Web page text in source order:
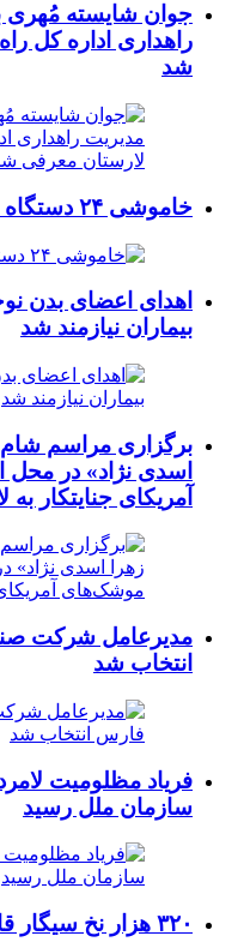
جوان شایسته
راهداری اداره کل
شد
خاموشی ۲۴ دستگاه ماینر فاقد مجوز در لامرد
اهدای اعضای بدن
بیماران نیازمند شد
برگزاری مراسم شام
اسدی نژاد» در
آمریکای جنایتکار به
مدیرعامل شرکت
انتخاب شد
فریاد مظلومیت
سازمان ملل رسید
۳۲۰ هزار نخ سیگار قاچاق در لامرد کشف شد